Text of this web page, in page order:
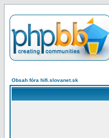
Obsah fóra hifi.slovanet.sk